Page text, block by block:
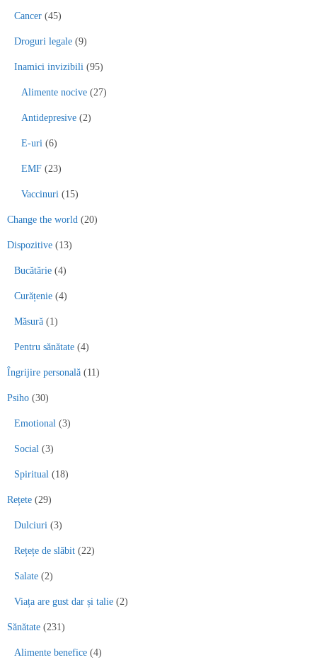
Cancer (45)
Droguri legale (9)
Inamici invizibili (95)
Alimente nocive (27)
Antidepresive (2)
E-uri (6)
EMF (23)
Vaccinuri (15)
Change the world (20)
Dispozitive (13)
Bucătărie (4)
Curățenie (4)
Măsură (1)
Pentru sănătate (4)
Îngrijire personală (11)
Psiho (30)
Emotional (3)
Social (3)
Spiritual (18)
Rețete (29)
Dulciuri (3)
Rețețe de slăbit (22)
Salate (2)
Viața are gust dar și talie (2)
Sănătate (231)
Alimente benefice (4)